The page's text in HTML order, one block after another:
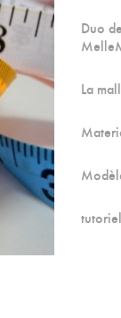
Duo
La